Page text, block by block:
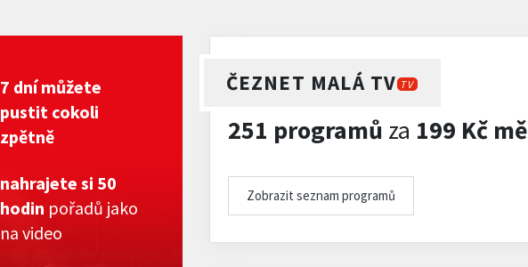
7 dní můžete
pustit cokoli
zpětně
nahrajete si 50
hodin pořadů jako
na video
ČEZNET MALÁ TV TV
251 programů za 199 Kč
Zobrazit seznam programů